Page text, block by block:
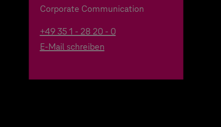
Corporate Communication
+49 35 1 - 28 20 - 0
E-Mail schreiben